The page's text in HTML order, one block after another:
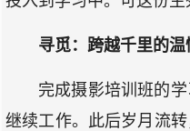
寻觅：跨越千里的温
完成摄影培训班的
继续工作。此后岁月流